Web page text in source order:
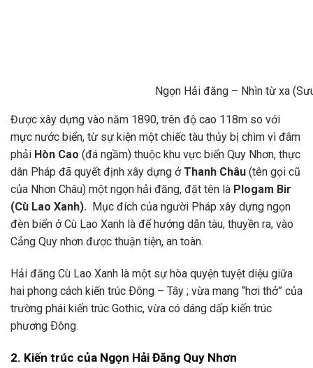
Ngọn Hải đăng – Nhìn từ xa
Được xây dựng vào năm 1890, trên độ cao 118m so với
mực nước biển, từ sự kiện một chiếc tàu thủy bị chìm vì đâm
phải Hòn Cao (đá ngầm) thuộc khu vực biển Quy Nhơn, thực
dân Pháp đã quyết định xây dựng ởThanh Châu (tên gọi cũ
của Nhơn Châu) một ngọn hải đăng, đặt tên là Plogam Bir
(Cù Lao Xanh). Mục đích của người Pháp xây dựng ngọn
đèn biển ở Cù Lao Xanh là để hướng dẫn tàu, thuyền ra, vào
Cảng Quy nhơn được thuận tiện, an toàn.
Hải đăng Cù Lao Xanh là một sự hòa quyện tuyệt diệu giữa
hai phong cách kiến trúc Ðông – Tây ; vừa mang “hơi thở” của
trường phái kiến trúc Gothic, vừa có dáng dấp kiến trúc
phương Ðông.
2. Kiến trúc của Ngọn Hải Đăng Quy Nhơn